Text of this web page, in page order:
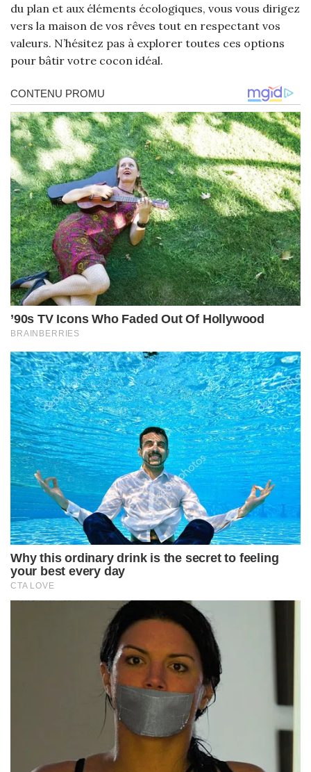
du plan et aux éléments écologiques, vous vous dirigez
vers la maison de vos rêves tout en respectant vos
valeurs. N’hésitez pas à explorer toutes ces options
pour bâtir votre cocon idéal.